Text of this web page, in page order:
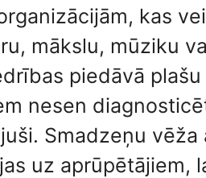
kas
mākslu, mūziku
piedāvā
nesen
Smadzeņu
uz aprūpētājiem,